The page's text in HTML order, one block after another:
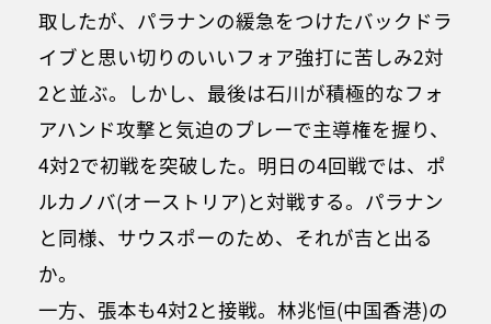
取したが、パラナンの緩急をつけたバックドラ
イブと思い切りのいいフォア強打に苦しみ2対
2と並ぶ。しかし、最後は石川が積極的なフォ
アハンド攻撃と気迫のプレーで主導権を握り、
4対2で初戦を突破した。明日の4回戦では、ポ
ルカノバ(オーストリア)と対戦する。パラナン
と同様、サウスポーのため、それが吉と出る
か。
一方、張本も4対2と接戦。林兆恒(中国香港)の